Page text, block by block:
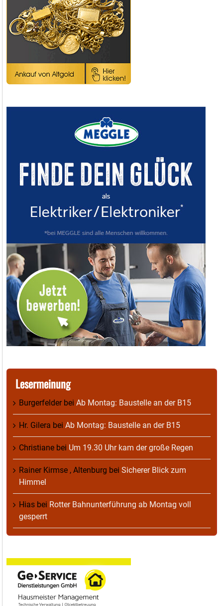
Lesermeinung
Burgerfelderbei Ab Montag: Baustelle an der B15
Hr. Gilera bei Ab Montag: Baustelle an der B15
Christiane bei Um 19.30 Uhr kam der große Regen
Rainer Kirmse , Altenburg bei Sicherer Blick zum
Himmel
Hias bei Rotter Bahnunterführung ab Montag voll
gesperrt